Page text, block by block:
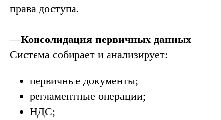
права доступа.
—Консолидация первичных данных
Система собирает и анализирует:
первичные документы;
регламентные операции;
НДС;